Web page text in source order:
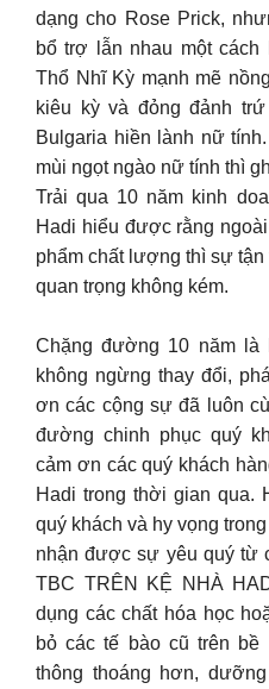
dạng cho Rose Prick,
bổ trợ lẫn nhau một
Thổ Nhĩ Kỳ mạnh mẽ
kiêu kỳ và đỏng đảnh
Bulgaria hiền lành nữ
mùi ngọt ngào nữ tính thì
Trải qua 10 năm kinh
Hadi hiểu được rằng
phẩm chất lượng thì sự
quan trọng không kém.
Chặng đường 10 năm là
không ngừng thay đổi,
ơn các cộng sự đã luôn
đường chinh phục quý
cảm ơn các quý khách
Hadi trong thời gian qua.
quý khách và hy vọng
nhận được sự yêu quý từ
TBC TRÊN KỆ NHÀ
dụng các chất hóa học
bỏ các tế bào cũ trên
thông thoáng hơn,